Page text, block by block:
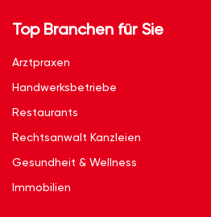
Top Branchen für Sie
Arztpraxen
Handwerksbetriebe
Restaurants
Rechtsanwalt Kanzleien
Gesundheit & Wellness
Immobilien